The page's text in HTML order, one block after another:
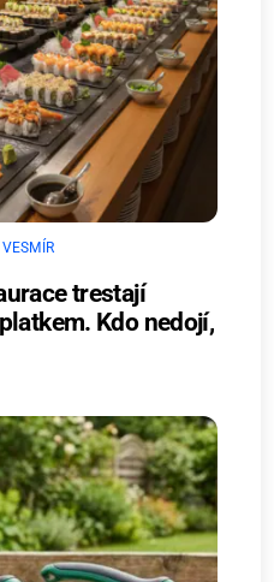
trestají
Kdo nedojí,